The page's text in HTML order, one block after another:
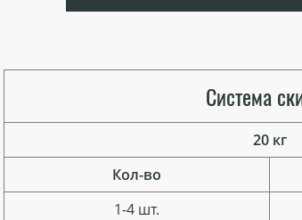
Система
20 кг
Кол-во
1-4 шт.